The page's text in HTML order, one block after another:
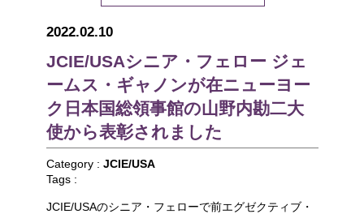
2022.02.10
JCIE/USAシニア・フェロー ジェ
ームス・ギャノンが在ニューヨー
ク日本国総領事館の山野内勘二大
使から表彰されました
Category : JCIE/USA
Tags :
JCIE/USAのシニア・フェローで前エグゼクティブ・